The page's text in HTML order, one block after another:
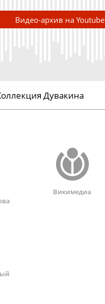
Видео-архив на Youtube
Дувакина
Викимедиа